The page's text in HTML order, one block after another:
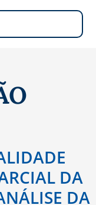
DA
DA